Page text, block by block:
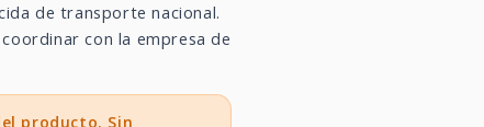
de transporte nacional.
con la empresa de
producto. Sin